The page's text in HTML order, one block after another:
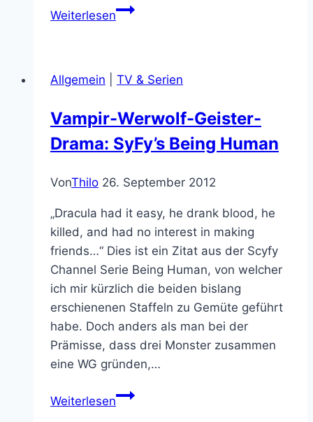
WeiterlesenKürbis
an
O’Lantern:
Check
Allgemein TV & Serien
Vampir-Werwolf-Geister-
Drama: SyFy’s Being Human
VonThilo 26. September 2012
„Dracula had it easy, he drank blood, he
killed, and had no interest in making
friends…“ Dies ist ein Zitat aus der Scyfy
Channel Serie Being Human, von welcher
ich mir kürzlich die beiden bislang
erschienenen Staffeln zu Gemüte geführt
habe. Doch anders als man bei der
Prämisse, dass drei Monster zusammen
eine WG gründen,…
WeiterlesenVampir-